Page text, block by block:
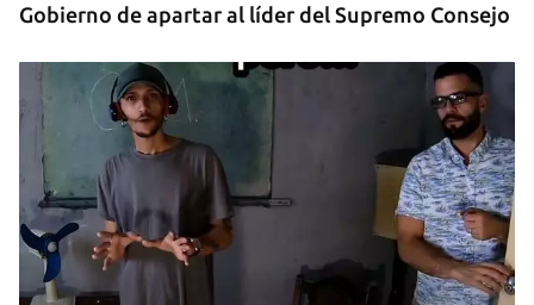
Gobierno de apartar al líder del Supremo Consejo